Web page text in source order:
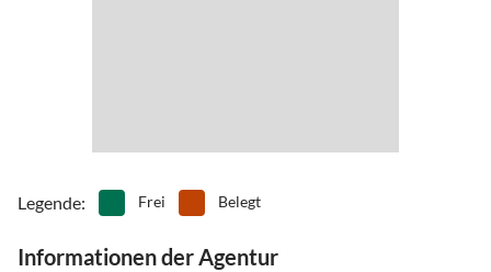
Legende: Frei Belegt
Informationen der Agentur